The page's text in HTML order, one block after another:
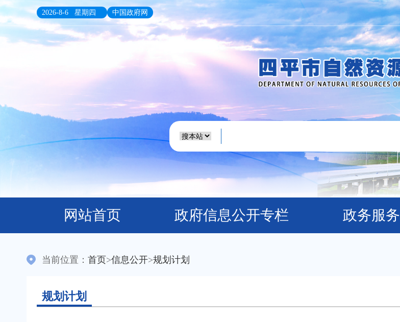
2026-8-6 星期四 中国政府网
网站首页 政府信息公开专栏 政务服务
当前位置： 首页>信息公开>规划计划
规划计划